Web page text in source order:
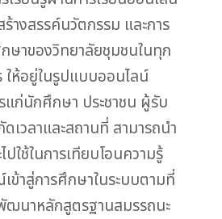
างสรรค์นวัตกรรม และการ
ษาของวิทยาลัยชุมชนในทุก
ให้อยู่ในรูปแบบออนไลน์
แก่นักศึกษา ประชาชน ผู้รับ
ดเวลาและสถานที่ สามารถนำ
ปใช้ในการเทียบโอนความรู้
ข้าสู่การศึกษาในระบบตามที่
ฒนาหลักสูตรฐานสมรรถนะ